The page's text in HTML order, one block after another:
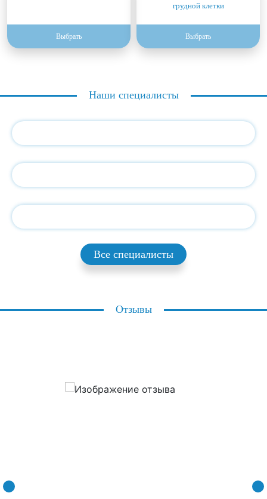
Выбрать
грудной клетки
Выбрать
Наши специалисты
Все специалисты
Отзывы